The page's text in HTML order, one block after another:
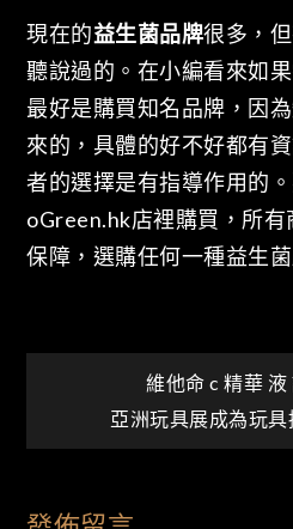
現在的益生菌品牌很多，
聽說過的。在小編看來如
最好是購買知名品牌，因
來的，具體的好不好都有
者的選擇是有指導作用的
oGreen.hk店裡購買，所
保障，選購任何一種益生
章
維他命 c 精華
亞洲玩具展成為玩